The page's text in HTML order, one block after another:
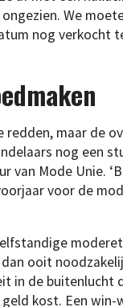
We
nog verkocht
redden, maar de
nog een
van Mode Unie.
voor de
ooit
in de buitenlucht
kost. Een win-